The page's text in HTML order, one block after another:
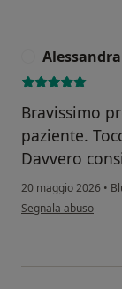
Bravissimo
paziente.
Davvero
20 maggio 2026 •
secondo l'opinione
Segnala abuso